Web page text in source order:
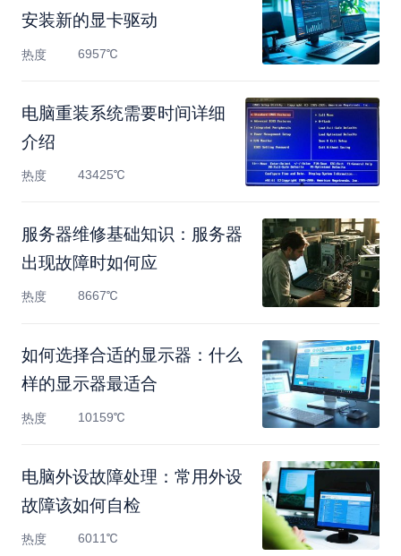
安装新的显卡驱动
热度 6957℃
电脑重装系统需要时间详细
介绍
热度 43425℃
服务器维修基础知识：服务器
出现故障时如何应
热度 8667℃
如何选择合适的显示器：什么
样的显示器最适合
热度 10159℃
电脑外设故障处理：常用外设
故障该如何自检
热度 6011℃